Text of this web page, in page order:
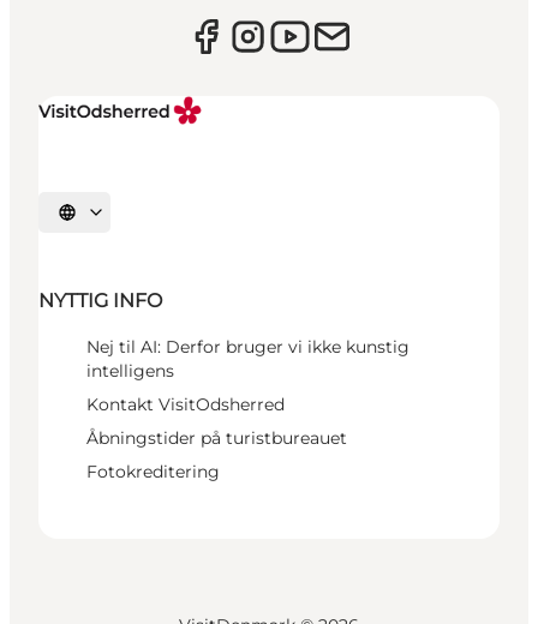
Vælg sprog
NYTTIG INFO
Nej til AI: Derfor bruger vi ikke kunstig
intelligens
Kontakt VisitOdsherred
Åbningstider på turistbureauet
Fotokreditering